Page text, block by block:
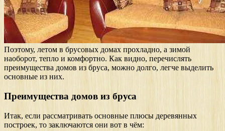
Поэтому, летом в брусовых домах прохладно, а зимой
наоборот, тепло и комфортно. Как видно, перечислять
преимущества домов из бруса, можно долго, легче выделить
основные из них.
Преимущества домов из бруса
Итак, если рассматривать основные плюсы деревянных
построек, то заключаются они вот в чём: